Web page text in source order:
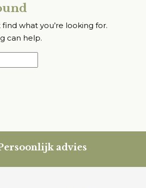
find what you’re looking for.
can help.
advies